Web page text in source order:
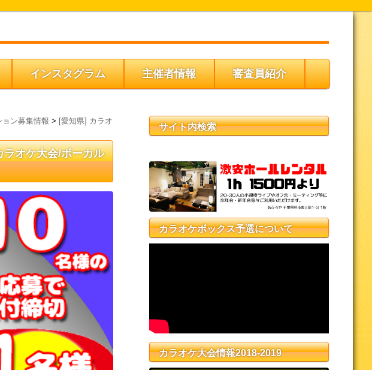
インスタグラム 主催者情報 審査員紹介
ン募集情報 > [愛知県] カラオ
オケ大会/ボーカル
サイト内検索
カラオケボックス予選について
カラオケ大会情報2018-2019